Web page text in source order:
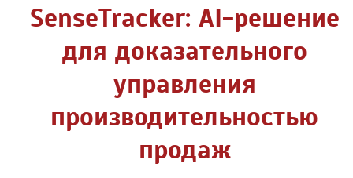
SenseTracker: AI-решение
для доказательного
управления
производительностью
продаж